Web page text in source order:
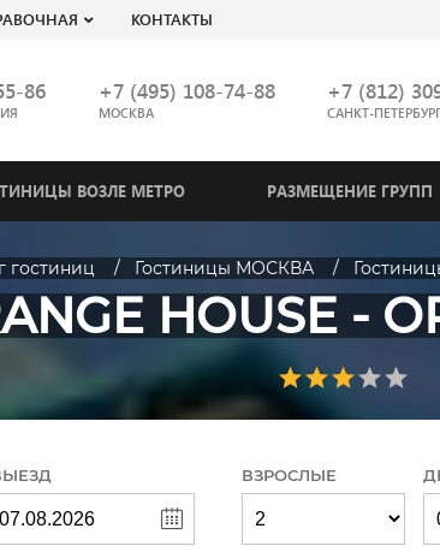
КОНТАКТЫ
86 +7 (495) 108-74-88
МОСКВА
+7 (812)
САНКТ-ПЕТЕРБУРГ
ВОЗЛЕ МЕТРО РАЗМЕЩЕНИЕ ГРУПП
гостиниц Гостиницы МОСКВА
HOUSE
ВЗРОСЛЫЕ